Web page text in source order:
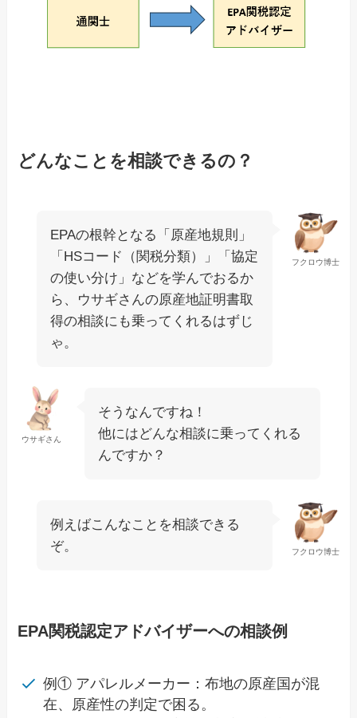
どんなことを相談できるの？
フクロウ博士
EPAの根幹となる「原産地規則」
「HSコード（関税分類）」「協定
の使い分け」などを学んでおるか
ら、ウサギさんの原産地証明書取
得の相談にも乗ってくれるはずじ
ゃ。
ウサギさん
そうなんですね！
他にはどんな相談に乗ってくれる
んですか？
フクロウ博士
例えばこんなことを相談できる
ぞ。
EPA関税認定アドバイザーへの相談例
例① アパレルメーカー：布地の原産国が混
在、原産性の判定で困る。